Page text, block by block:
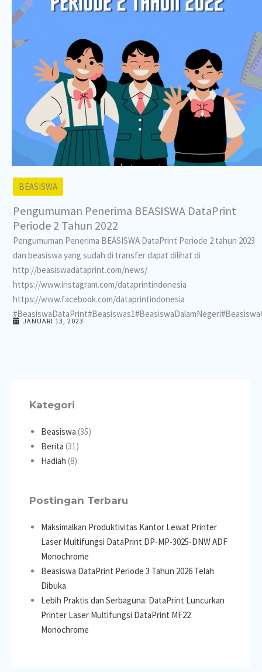
BEASISWA
Pengumuman Penerima BEASISWA DataPrint
Periode 2 Tahun 2022
Pengumuman Penerima BEASISWA DataPrint Periode 2 tahun 2023
dan beasiswa yang sudah di transfer dapat dilihat di
http://beasiswadataprint.com/news/
https://www.instagram.com/dataprintindonesia
https://www.facebook.com/dataprintindonesia
JANUARI 13, 2023
Kategori
Beasiswa (35)
Berita (31)
Hadiah (8)
Postingan Terbaru
Maksimalkan Produktivitas Kantor Lewat Printer
Laser Multifungsi DataPrint DP-MP-3025-DNW ADF
Monochrome
Beasiswa DataPrint Periode 3 Tahun 2026 Telah
Dibuka
Lebih Praktis dan Serbaguna: DataPrint Luncurkan
Printer Laser Multifungsi DataPrint MF22
Monochrome